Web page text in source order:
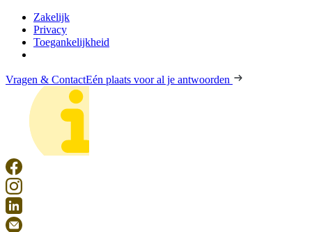
Zakelijk
Privacy
Toegankelijkheid
Vragen & ContactEén plaats voor al je antwoorden